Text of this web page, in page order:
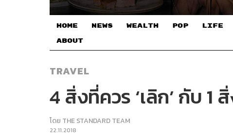
HOME NEWS WEALTH POP LIFE
ABOUT
TRAVEL
4 สิ่งที่ควร ‘เลิก’ กับ 1
โดย THE STANDARD TEAM
22.11.2018